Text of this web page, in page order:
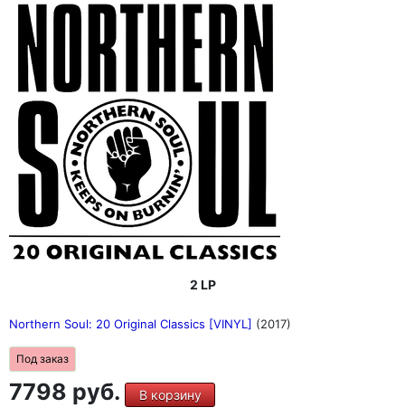
2 LP
Northern Soul: 20 Original Classics [VINYL] (2017)
Под заказ
7798 руб. В корзину